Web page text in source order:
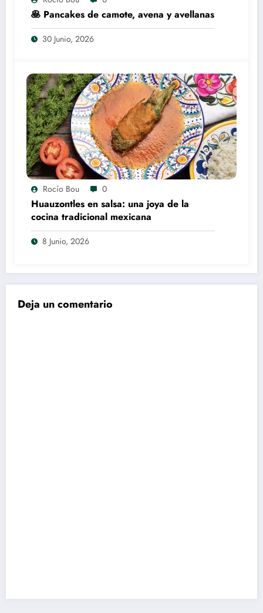
🥞 Pancakes de camote, avena y avellanas
30 Junio, 2026
Rocío Bou 0
Huauzontles en salsa: una joya de la
cocina tradicional mexicana
8 Junio, 2026
Deja un comentario